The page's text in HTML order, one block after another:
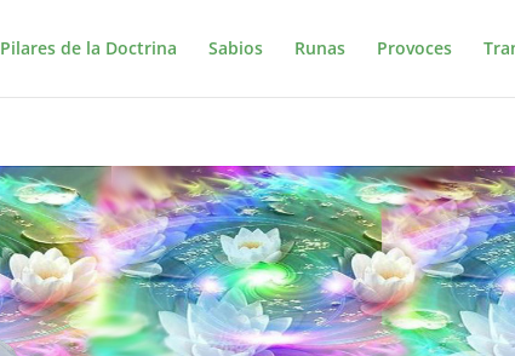
Pilares de la Doctrina Sabios Runas Provoces